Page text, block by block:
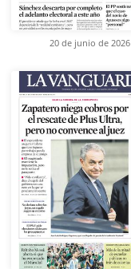
20 de junio de 2026